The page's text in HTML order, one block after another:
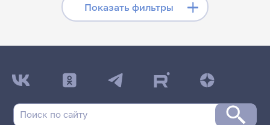
Показать фильтры
Скрыть фильтры
Поиск по рубрикам